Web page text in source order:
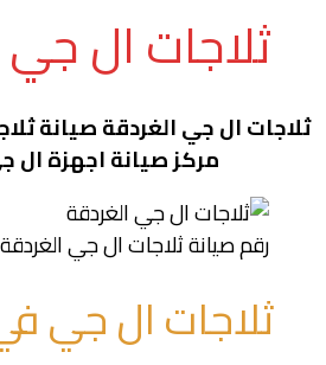
ثلاجات ال جي
ثلاجات ال جي الغردقة صيانة
مركز صيانة اجهزة ال
رقم صيانة ثلاجات ال جي الغردقة
ثلاجات ال جي